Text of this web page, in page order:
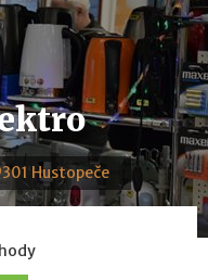
Hustopeče